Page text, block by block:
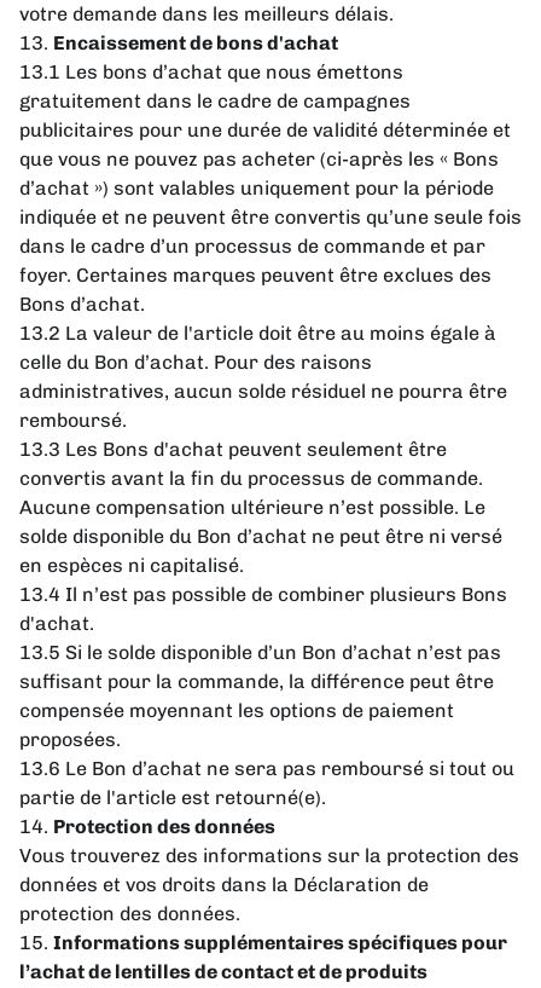
votre demande dans les meilleurs délais.
13. Encaissement de bons d'achat
13.1 Les bons d’achat que nous émettons
gratuitement dans le cadre de campagnes
publicitaires pour une durée de validité déterminée et
que vous ne pouvez pas acheter (ci-après les « Bons
d’achat ») sont valables uniquement pour la période
indiquée et ne peuvent être convertis qu’une seule fois
dans le cadre d’un processus de commande et par
foyer. Certaines marques peuvent être exclues des
Bons d’achat.
13.2 La valeur de l'article doit être au moins égale à
celle du Bon d’achat. Pour des raisons
administratives, aucun solde résiduel ne pourra être
remboursé.
13.3 Les Bons d'achat peuvent seulement être
convertis avant la fin du processus de commande.
Aucune compensation ultérieure n’est possible. Le
solde disponible du Bon d’achat ne peut être ni versé
en espèces ni capitalisé.
13.4 Il n’est pas possible de combiner plusieurs Bons
d'achat.
13.5 Si le solde disponible d’un Bon d’achat n’est pas
suffisant pour la commande, la différence peut être
compensée moyennant les options de paiement
proposées.
13.6 Le Bon d’achat ne sera pas remboursé si tout ou
partie de l'article est retourné(e).
14. Protection des données
Vous trouverez des informations sur la protection des
données et vos droits dans la Déclaration de
protection des données.
15. Informations supplémentaires spécifiques pour
l’achat de lentilles de contact et de produits